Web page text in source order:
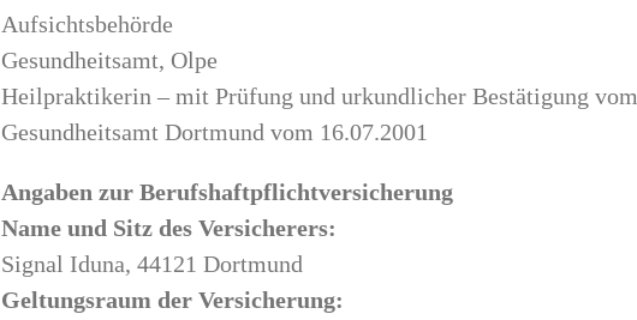
Aufsichtsbehörde
Gesundheitsamt, Olpe
Heilpraktikerin – mit Prüfung und urkundlicher Bestätigung vom
Gesundheitsamt Dortmund vom 16.07.2001
Angaben zur Berufs­haftpflicht­versicherung
Name und Sitz des Versicherers:
Signal Iduna, 44121 Dortmund
Geltungsraum der Versicherung: